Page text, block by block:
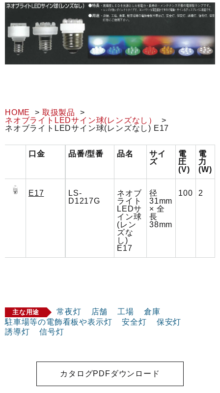
HOME
取扱製品
ネオブライトLEDサイン球(レンズなし）
ネオブライトLEDサイン球(レンズなし) E17
口金 品番/型番 品名
サイ
ズ
電
圧
(V)
電
力
(W)
E17
LS-
D1217G
ネオブ
ライト
LEDサ
イン球
(レン
ズな
し)
E17
径
31mm
× 全
長
38mm
100 2
主な用途 常夜灯 店舗 工場
倉庫
駐車場等の電飾看板や表示灯
安全灯
保安灯
誘導灯
信号灯
カタログPDFダウンロード